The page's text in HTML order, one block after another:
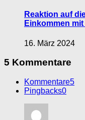
Reaktion auf
Einkommen
16. März 2024
5 Kommentare
Kommentare5
Pingbacks0